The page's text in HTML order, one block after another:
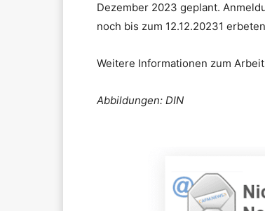
Dezember 2023 geplant.
noch bis zum 12.12.20231
Weitere Informationen zum
Abbildungen: DIN